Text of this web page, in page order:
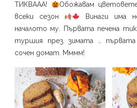
ТИКВААА!
Обожавам
всеки сезон
Винаги има
началото му. Първата печена
туршия през зимата …
сочен домат. Мммм!⁣